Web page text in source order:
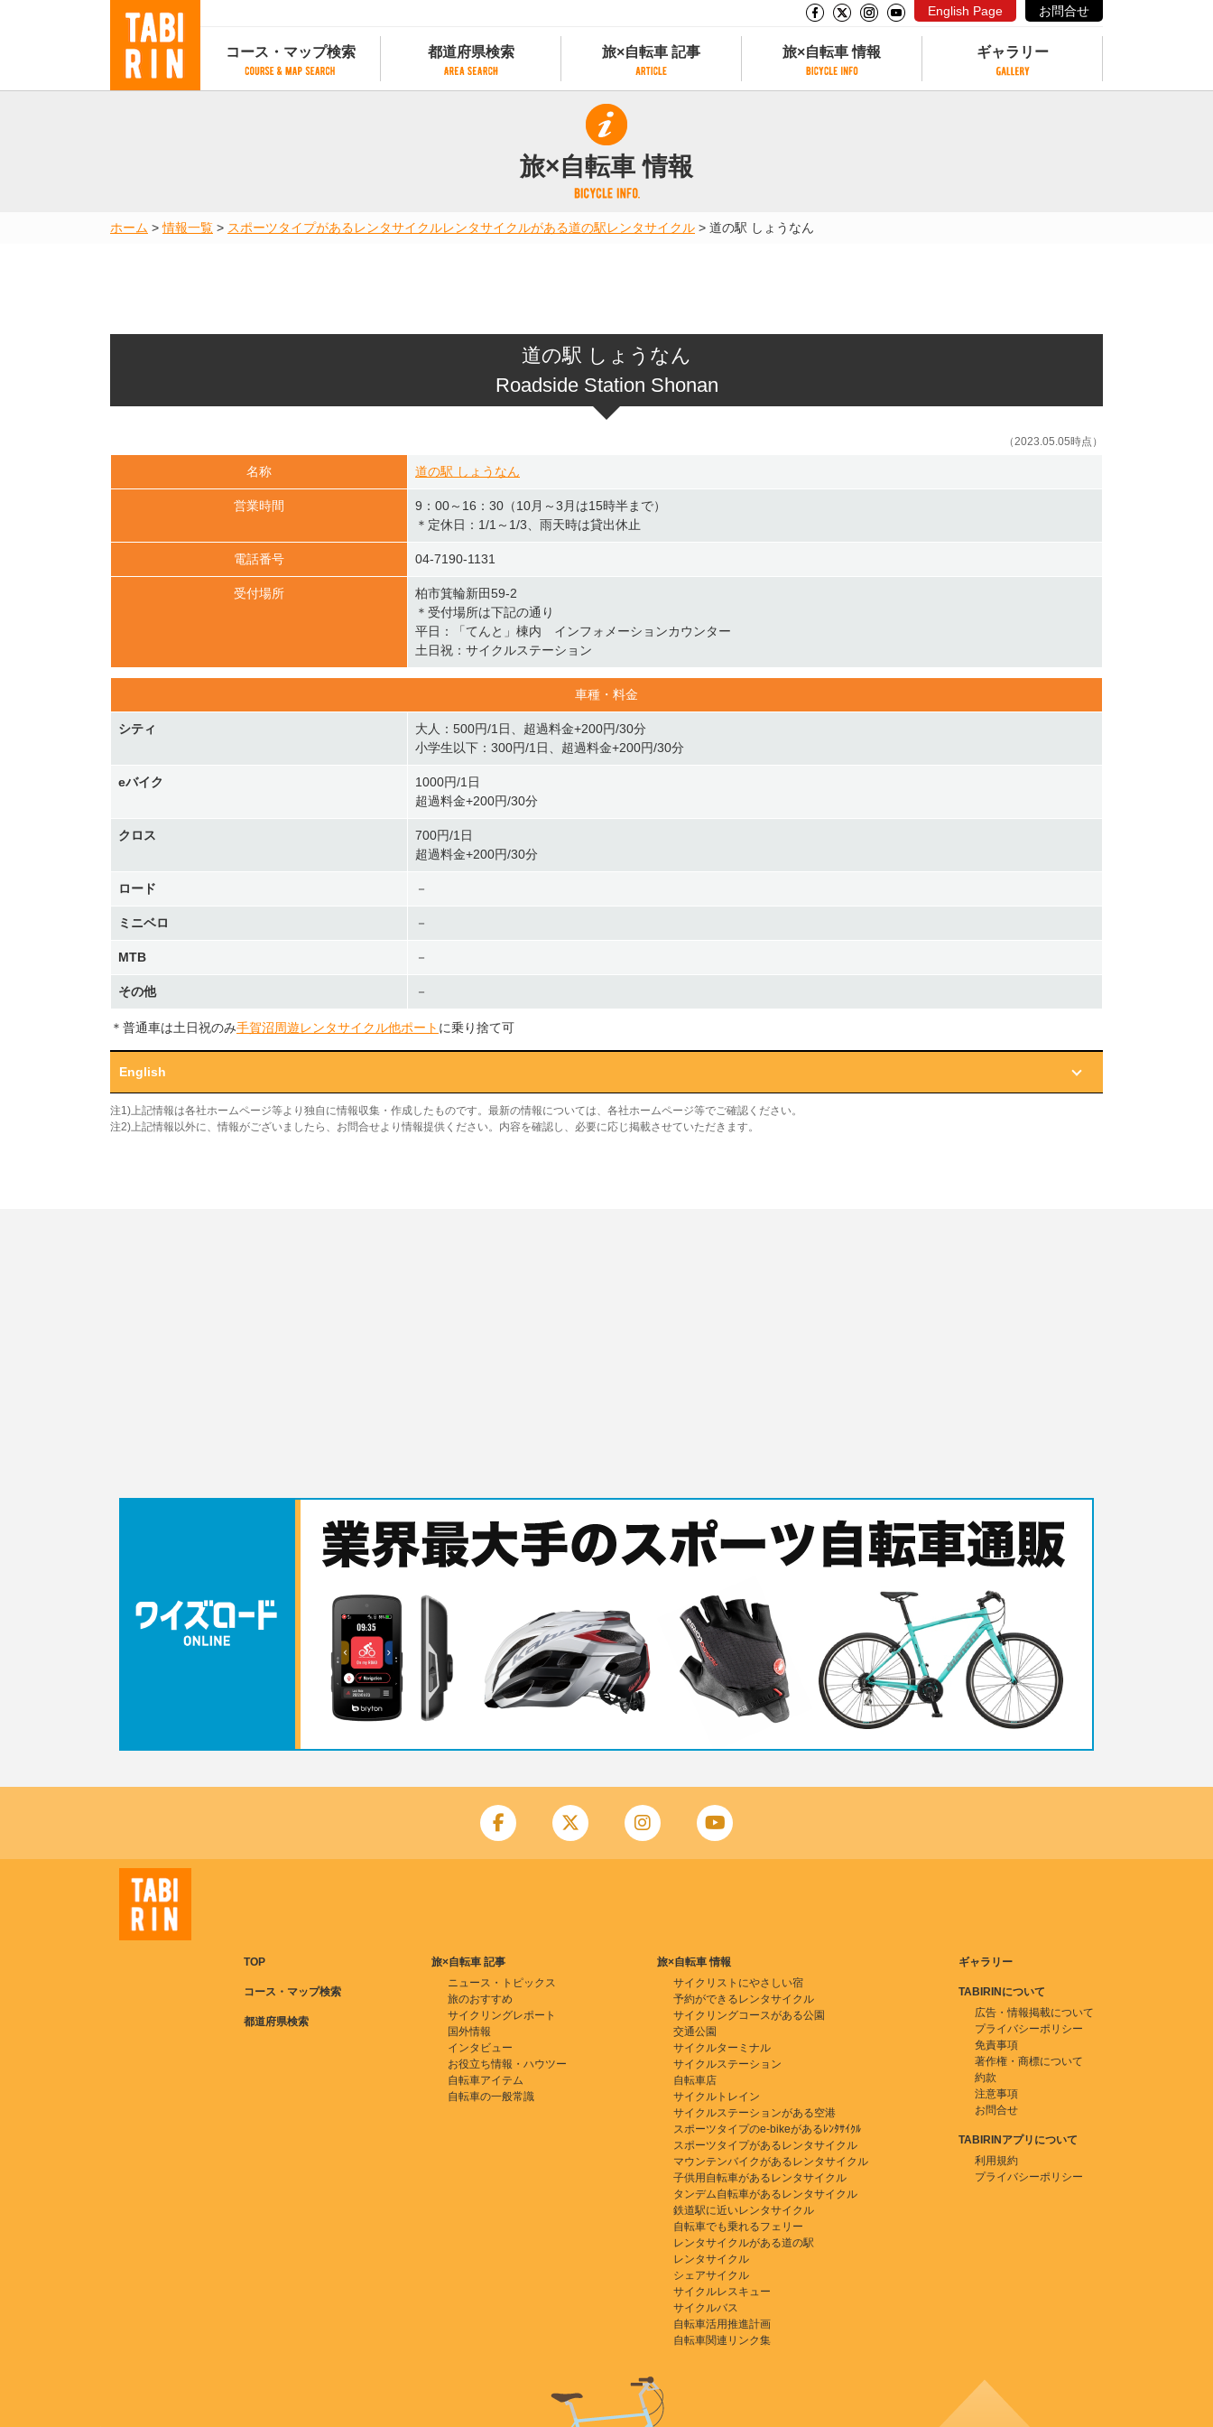
English Page お問合せ
コース・マップ検索
地図から検索
都道府県検索
都道府県別サイクリング情報
都道府県アクセスランキング
旅×自転車 記事
旅×自転車 記事
記事一覧
カテゴリから探す
タグから探す
旅×自転車 情報
サイクリストにやさしい宿
サイクルトレイン
予約ができるレンタサイクル
タンデム自転車があるレンタサイクル
ギャラリー
旅×自転車 情報
ホーム >情報一覧 > スポーツタイプがあるレンタサイクルレンタサイクルがある道の駅レンタサイクル > 道の駅 しょうなん
道の駅 しょうなん
Roadside Station Shonan
（2023.05.05時点）
名称 道の駅 しょうなん
営業時間
9：00～16：30（10月～3月は15時半まで）
＊定休日：1/1～1/3、雨天時は貸出休止
電話番号 04-7190-1131
受付場所
柏市箕輪新田59-2
＊受付場所は下記の通り
平日：「てんと」棟内 インフォメーションカウンター
土日祝：サイクルステーション
車種・料金
シティ
大人：500円/1日、超過料金+200円/30分
小学生以下：300円/1日、超過料金+200円/30分
eバイク
1000円/1日
超過料金+200円/30分
クロス
700円/1日
超過料金+200円/30分
ロード －
ミニベロ －
MTB －
その他 －
＊普通車は土日祝のみ手賀沼周遊レンタサイクル他ポート に乗り捨て可
English
注1)上記情報は各社ホームページ等より独自に情報収集・作成したものです。最新の情報については、各社ホームページ等でご確認ください。
注2)上記情報以外に、情報がございましたら、お問合せより情報提供ください。内容を確認し、必要に応じ掲載させていただきます。
TOP
コース・マップ検索
都道府県検索
旅×自転車 記事
ニュース・トピックス
旅のおすすめ
サイクリングレポート
国外情報
インタビュー
お役立ち情報・ハウツー
自転車アイテム
自転車の一般常識
旅×自転車 情報
サイクリストにやさしい宿
予約ができるレンタサイクル
サイクリングコースがある公園
交通公園
サイクルターミナル
サイクルステーション
自転車店
サイクルトレイン
サイクルステーションがある空港
スポーツタイプのe-bikeがあるﾚﾝﾀｻｲｸﾙ
スポーツタイプがあるレンタサイクル
マウンテンバイクがあるレンタサイクル
子供用自転車があるレンタサイクル
タンデム自転車があるレンタサイクル
鉄道駅に近いレンタサイクル
自転車でも乗れるフェリー
レンタサイクルがある道の駅
レンタサイクル
シェアサイクル
サイクルレスキュー
サイクルバス
自転車活用推進計画
自転車関連リンク集
ギャラリー
TABIRINについて
広告・情報掲載について
プライバシーポリシー
免責事項
著作権・商標について
約款
注意事項
お問合せ
TABIRINアプリについて
利用規約
プライバシーポリシー